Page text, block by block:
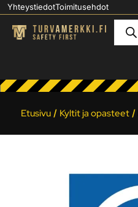
YhteystiedotToimitusehdot
Etusivu/ Kyltit ja opasteet/